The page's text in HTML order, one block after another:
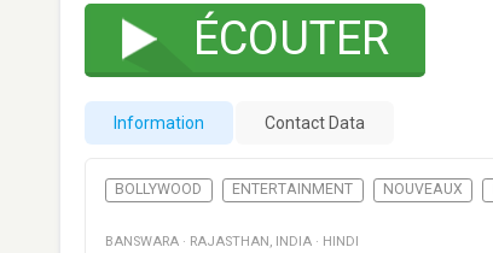
ÉCOUTER
Information Contact Data
BOLLYWOOD ENTERTAINMENT NOUVEAUX
BANSWARA · RAJASTHAN , INDIA · HINDI